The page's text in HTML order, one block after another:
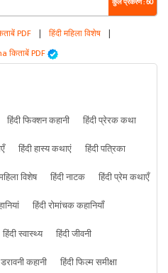
कुल प्रकरण : 60
PDF | हिंदी महिला विशेष |
किताबें PDF
हिंदी फिक्शन कहानी
हिंदी प्रेरक कथा
हिंदी हास्य कथाएं
हिंदी पत्रिका
विशेष हिंदी नाटक
हिंदी प्रेम कथाएँ
हिंदी रोमांचक कहानियाँ
हिंदी स्वास्थ्य
हिंदी जीवनी
कहानी हिंदी फिल्म समीक्षा